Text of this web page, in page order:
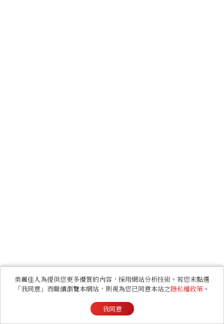
美麗佳人為提供您更多優質的內容，採用網站分析技術。若您未點選
「我同意」而繼續瀏覽本網站，則視為您已同意本站之隱私權政策 。
我同意